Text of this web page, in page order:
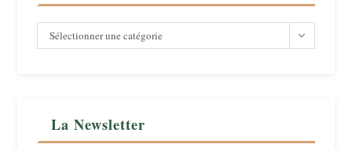
Catégorie
Sélectionner une catégorie
La Newsletter